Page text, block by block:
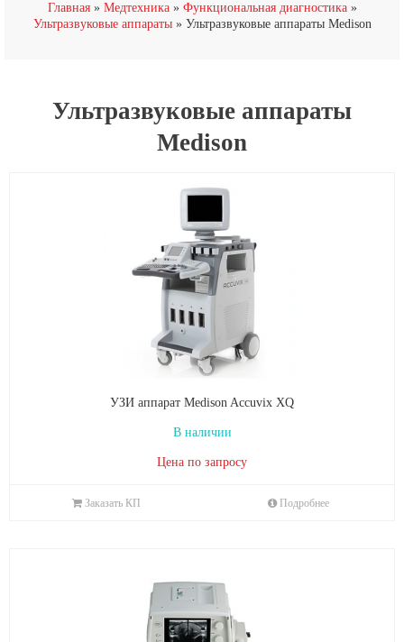
Главная Медтехника
Функциональная диагностика
Ультразвуковые аппараты
Ультразвуковые аппараты Medison
Ультразвуковые аппараты
Medison
УЗИ аппарат Medison Accuvix XQ
В наличии
Цена по запросу
Заказать КП Подробнее